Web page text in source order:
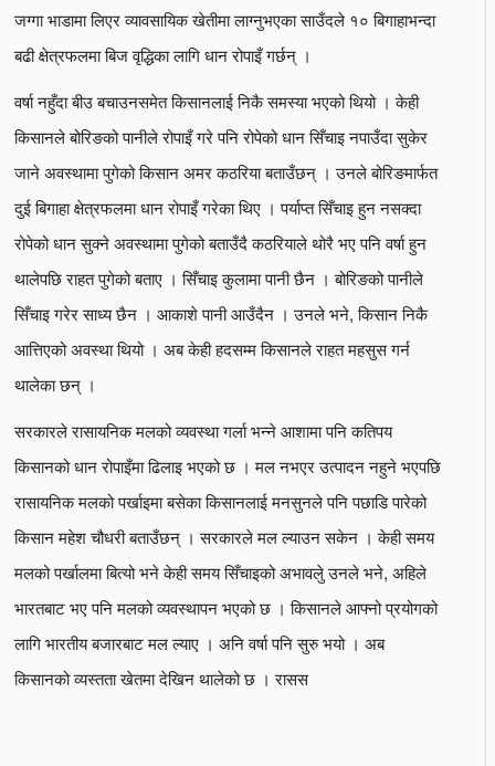
जग्गा भाडामा लिएर व्यावसायिक खेतीमा लाग्नुभएका साउँदले १० बिगाहाभन्दा
बढी क्षेत्रफलमा बिज वृद्धिका लागि धान रोपाइँ गर्छन् ।
वर्षा नहुँदा बीउ बचाउनसमेत किसानलाई निकै समस्या भएको थियो । केही
किसानले बोरिङको पानीले रोपाइँ गरे पनि रोपेको धान सिँचाइ नपाउँदा सुकेर
जाने अवस्थामा पुगेको किसान अमर कठरिया बताउँछन् । उनले बोरिङमार्फत
दुई बिगाहा क्षेत्रफलमा धान रोपाइँ गरेका थिए । पर्याप्त सिँचाइ हुन नसक्दा
रोपेको धान सुक्ने अवस्थामा पुगेको बताउँदै कठरियाले थोरै भए पनि वर्षा हुन
थालेपछि राहत पुगेको बताए । सिँचाइ कुलामा पानी छैन । बोरिङको पानीले
सिँचाइ गरेर साध्य छैन । आकाशे पानी आउँदैन । उनले भने, किसान निकै
आत्तिएको अवस्था थियो । अब केही हदसम्म किसानले राहत महसुस गर्न
थालेका छन् ।
सरकारले रासायनिक मलको व्यवस्था गर्ला भन्ने आशामा पनि कतिपय
किसानको धान रोपाइँमा ढिलाइ भएको छ । मल नभएर उत्पादन नहुने भएपछि
रासायनिक मलको पर्खाइमा बसेका किसानलाई मनसुनले पनि पछाडि पारेको
किसान महेश चौधरी बताउँछन् । सरकारले मल ल्याउन सकेन । केही समय
मलको पर्खालमा बित्यो भने केही समय सिँचाइको अभावलेु उनले भने, अहिले
भारतबाट भए पनि मलको व्यवस्थापन भएको छ । किसानले आफ्नो प्रयोगको
लागि भारतीय बजारबाट मल ल्याए । अनि वर्षा पनि सुरु भयो । अब
किसानको व्यस्तता खेतमा देखिन थालेको छ । रासस